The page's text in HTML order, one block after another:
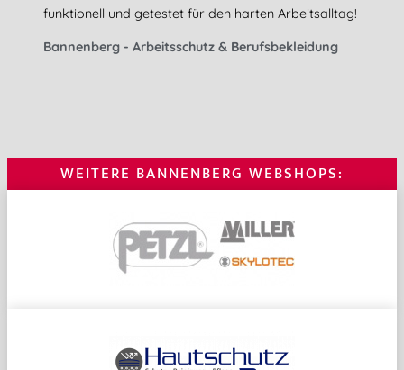
funktionell und getestet für den harten Arbeitsalltag!
Bannenberg - Arbeitsschutz & Berufsbekleidung
WEITERE BANNENBERG WEBSHOPS: